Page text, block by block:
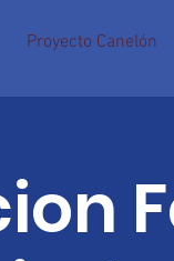
Proyecto Canelón